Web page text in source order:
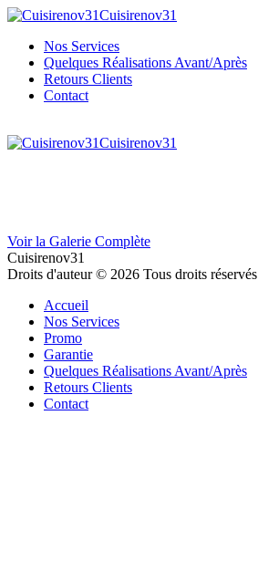
Cuisirenov31
Nos Services
Quelques Réalisations Avant/Après
Retours Clients
Contact
Cuisirenov31
Voir la Galerie Complète
Cuisirenov31
Droits d'auteur © 2026 Tous droits réservés
Accueil
Nos Services
Promo
Garantie
Quelques Réalisations Avant/Après
Retours Clients
Contact